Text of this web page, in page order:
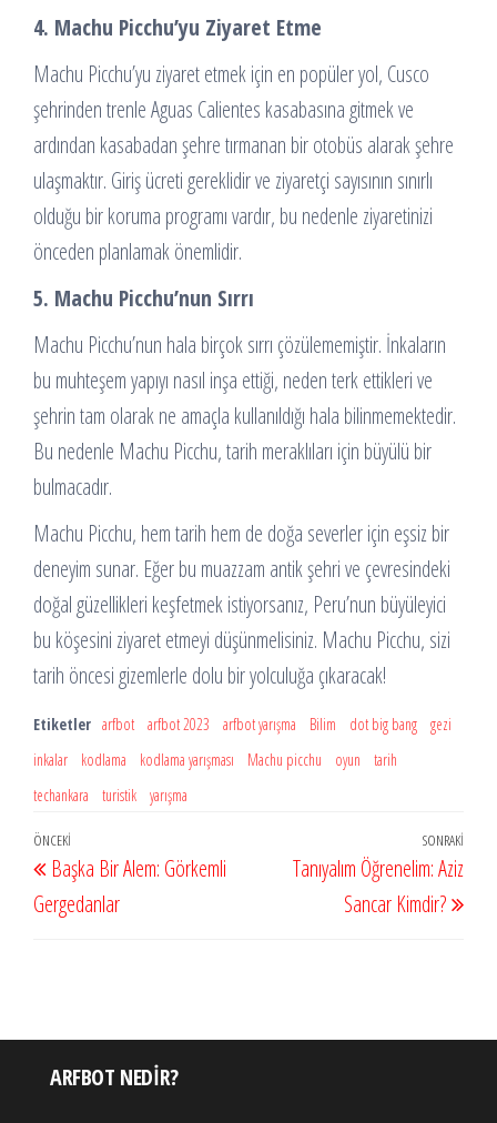
4. Machu Picchu’yu Ziyaret Etme
Machu Picchu’yu ziyaret etmek için en popüler yol, Cusco
şehrinden trenle Aguas Calientes kasabasına gitmek ve
ardından kasabadan şehre tırmanan bir otobüs alarak şehre
ulaşmaktır. Giriş ücreti gereklidir ve ziyaretçi sayısının sınırlı
olduğu bir koruma programı vardır, bu nedenle ziyaretinizi
önceden planlamak önemlidir.
5. Machu Picchu’nun Sırrı
Machu Picchu’nun hala birçok sırrı çözülememiştir. İnkaların
bu muhteşem yapıyı nasıl inşa ettiği, neden terk ettikleri ve
şehrin tam olarak ne amaçla kullanıldığı hala bilinmemektedir.
Bu nedenle Machu Picchu, tarih meraklıları için büyülü bir
bulmacadır.
Machu Picchu, hem tarih hem de doğa severler için eşsiz bir
deneyim sunar. Eğer bu muazzam antik şehri ve çevresindeki
doğal güzellikleri keşfetmek istiyorsanız, Peru’nun büyüleyici
bu köşesini ziyaret etmeyi düşünmelisiniz. Machu Picchu, sizi
tarih öncesi gizemlerle dolu bir yolculuğa çıkaracak!
Etiketler arfbot arfbot 2023 arfbot yarışma Bilim dot big bang
gezi
inkalar
kodlama kodlama yarışması Machu picchu oyun
tarih
techankara
turistik yarışma
Yazı
gezinmesi
Önceki
Yazı
ÖNCEKI
Başka Bir Alem: Görkemli
Gergedanlar
Yazı
SONRAKI
Tanıyalım Öğrenelim: Aziz
Sancar Kimdir?
ARFBOT NEDIR?